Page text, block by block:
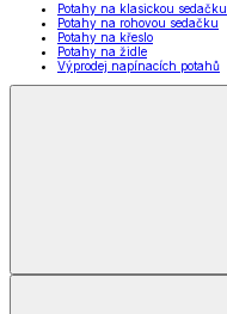
Potahy na klasickou sedačku
Potahy na rohovou sedačku
Potahy na křeslo
Potahy na židle
Výprodej napínacích potahů